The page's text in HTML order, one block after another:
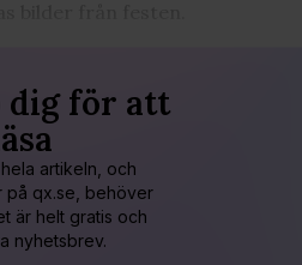
dig för att
artikeln, och
på qx.se, behöver
är helt gratis och
nyhetsbrev.